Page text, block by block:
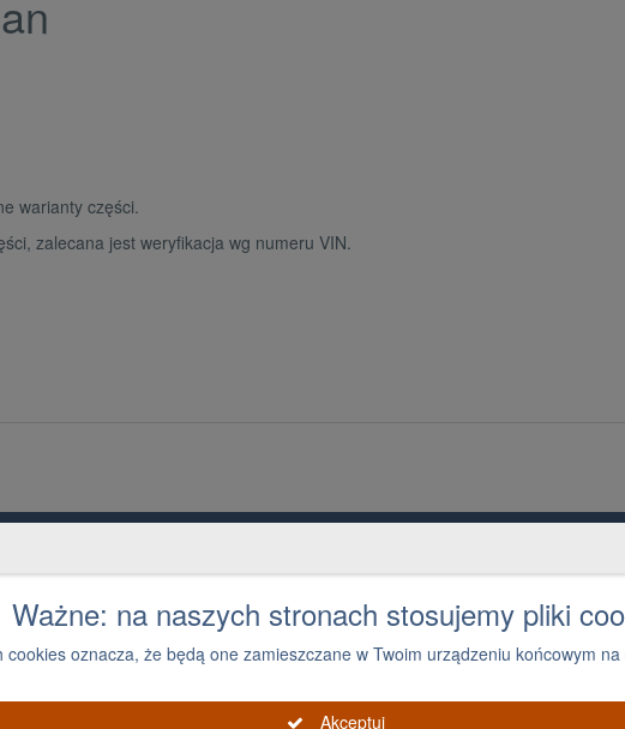
warianty części.
zalecana jest weryfikacja wg numeru VIN.
Ważne: na naszych stronach stosujemy pliki
oznacza, że będą one zamieszczane w Twoim urządzeniu końcowym
Akceptuj
firm